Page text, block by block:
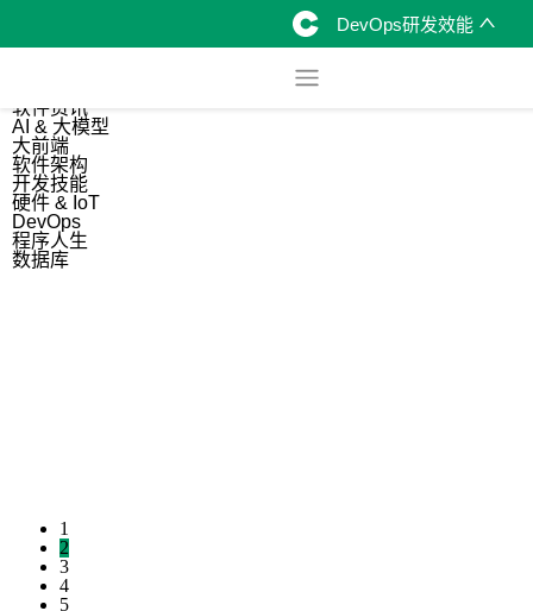
DevOps研发效能
软件资讯
AI & 大模型
大前端
软件架构
开发技能
硬件 & IoT
DevOps
程序人生
数据库
1
2
3
4
5